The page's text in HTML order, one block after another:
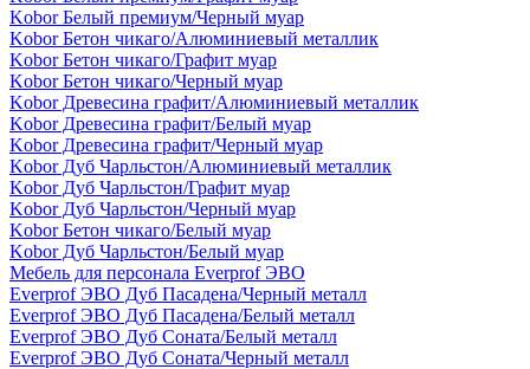
Kobor Белый премиум/Черный муар
Kobor Бетон чикаго/Алюминиевый металлик
Kobor Бетон чикаго/Графит муар
Kobor Бетон чикаго/Черный муар
Kobor Древесина графит/Алюминиевый металлик
Kobor Древесина графит/Белый муар
Kobor Древесина графит/Черный муар
Kobor Дуб Чарльстон/Алюминиевый металлик
Kobor Дуб Чарльстон/Графит муар
Kobor Дуб Чарльстон/Черный муар
Kobor Бетон чикаго/Белый муар
Kobor Дуб Чарльстон/Белый муар
Мебель для персонала Everprof ЭВО
Everprof ЭВО Дуб Пасадена/Черный металл
Everprof ЭВО Дуб Пасадена/Белый металл
Everprof ЭВО Дуб Соната/Белый металл
Everprof ЭВО Дуб Соната/Черный металл